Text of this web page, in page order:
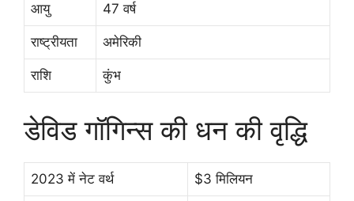
आयु 47 वर्ष
राष्ट्रीयता अमेरिकी
राशि कुंभ
डेविड गॉगिन्स की धन की वृद्धि
2023 में नेट वर्थ $3 मिलियन